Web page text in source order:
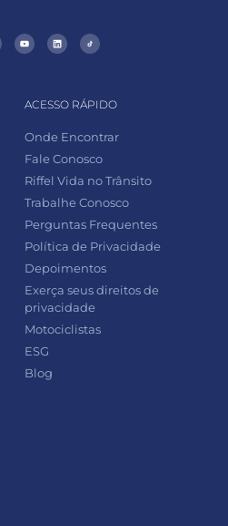
ACESSO RÁPIDO
Onde Encontrar
Fale Conosco
Riffel Vida no Trânsito
Trabalhe Conosco
Perguntas Frequentes
Política de Privacidade
Depoimentos
Exerça seus direitos de
privacidade
Motociclistas
ESG
Blog